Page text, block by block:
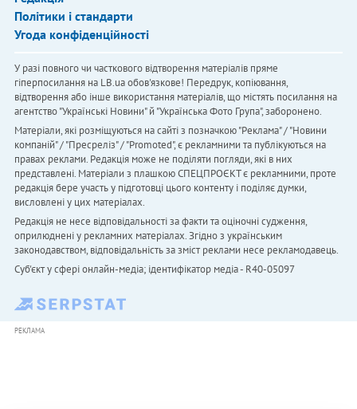
Політики і стандарти
Угода конфіденційності
У разі повного чи часткового відтворення матеріалів пряме
гіперпосилання на LB.ua обов'язкове! Передрук, копіювання,
відтворення або інше використання матеріалів, що містять посилання на
агентство "Українськi Новини" й "Українська Фото Група", заборонено.
Матеріали, які розміщуються на сайті з позначкою "Реклама" / "Новини
компаній" / "Пресреліз" / "Promoted", є рекламними та публікуються на
правах реклами. Редакція може не поділяти погляди, які в них
представлені. Матеріали з плашкою СПЕЦПРОЄКТ є рекламними, проте
редакція бере участь у підготовці цього контенту і поділяє думки,
висловлені у цих матеріалах.
Редакція не несе відповідальності за факти та оціночні судження,
оприлюднені у рекламних матеріалах. Згідно з українським
законодавством, відповідальність за зміст реклами несе рекламодавець.
Cуб'єкт у сфері онлайн-медіа; ідентифікатор медіа - R40-05097
РЕКЛАМА